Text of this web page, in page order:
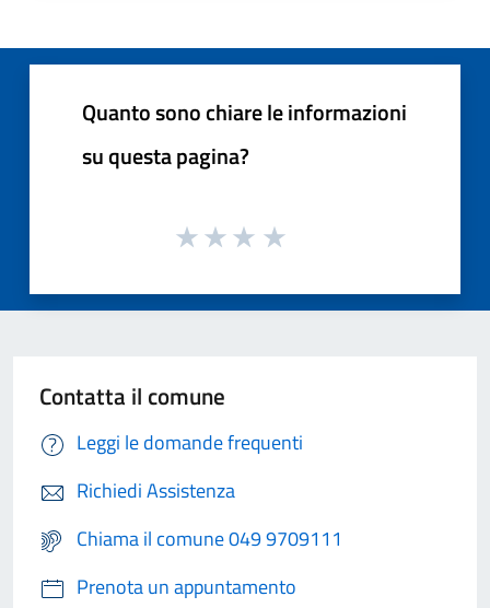
Quanto sono chiare le informazioni
su questa pagina?
Contatta il comune
Leggi le domande frequenti
Richiedi Assistenza
Chiama il comune 049 9709111
Prenota un appuntamento